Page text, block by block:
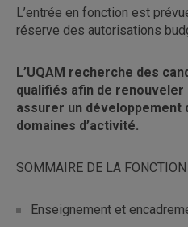
L’entrée en fonction est
réserve des autorisations
L’UQAM recherche des
qualifiés afin de
assurer un développement
domaines d’activité.
SOMMAIRE DE LA FONCTION
Enseignement et